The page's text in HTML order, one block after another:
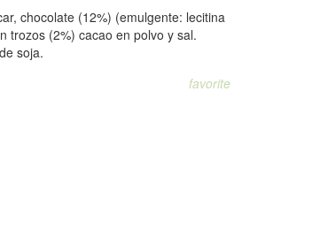
chocolate (12%) (emulgente: lecitina
trozos (2%) cacao en polvo y sal.
soja.
favorite